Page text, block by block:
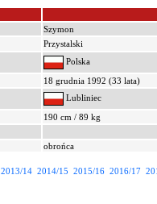
Szymon
Przystalski
Polska
18 grudnia 1992 (33 lata)
Lubliniec
190 cm / 89 kg
obrońca
2013/14 2014/15 2015/16 2016/17